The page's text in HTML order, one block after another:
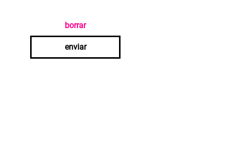
borrar
enviar